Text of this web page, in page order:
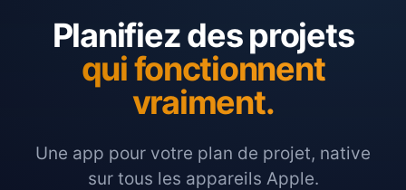
Planifiez des projets
qui fonctionnent
vraiment.
Une app pour votre plan de projet, native
sur tous les appareils Apple.